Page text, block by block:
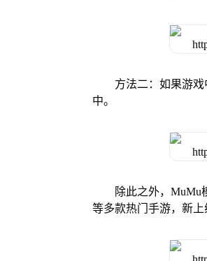
方法二：如果游
中。
除此之外，MuMu
等多款热门手游，新上